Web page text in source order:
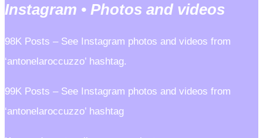
Instagram • Photos and videos
98K Posts – See Instagram photos and videos from
‘antonelaroccuzzo’ hashtag.
99K Posts – See Instagram photos and videos from
‘antonelaroccuzzo’ hashtag